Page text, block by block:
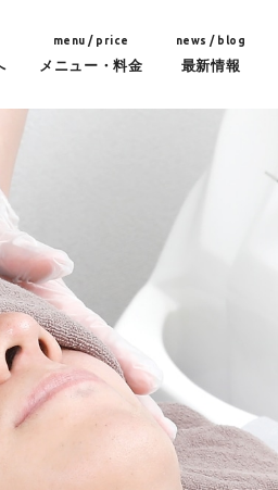
menu / price
メニュー・料金
news / blog
最新情報